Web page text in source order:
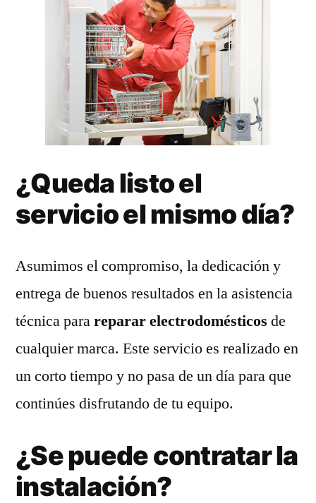
¿Queda listo el
servicio el mismo día?
Asumimos el compromiso, la dedicación y
entrega de buenos resultados en la asistencia
técnica parareparar electrodomésticos de
cualquier marca. Este servicio es realizado en
un corto tiempo y no pasa de un día para que
continúes disfrutando de tu equipo.
¿Se puede contratar la
instalación?